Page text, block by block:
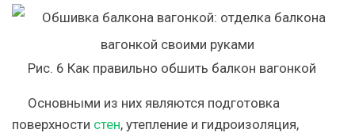
Рис. 6 Как правильно обшить балкон вагонкой
Основными из них являются подготовка
поверхности стен, утепление и гидроизоляция,